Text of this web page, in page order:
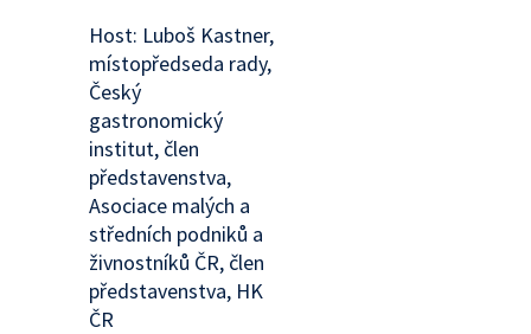
Host: Luboš Kastner,
místopředseda rady,
Český
gastronomický
institut, člen
představenstva,
Asociace malých a
středních podniků a
živnostníků ČR, člen
představenstva, HK
ČR